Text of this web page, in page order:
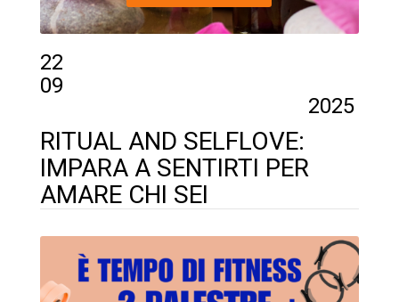
22
09
2025
RITUAL AND SELFLOVE:
IMPARA A SENTIRTI PER
AMARE CHI SEI